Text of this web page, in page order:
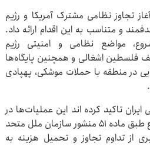
تجاوز نظامی مشترک آمریکا و رژیم
و متناسب به این اقدام ارائه داد.
مواضع نظامی و امنیتی رژیم
فلسطین اشغالی و همچنین پایگاه‌ها
در منطقه با حملات موشکی، پهپادی
تاکید کرده اند این عملیات‌ها در
چارچوب حق ذاتی دفاع مشروع طبق ماده ۵۱ منشور سازمان ملل متحد
از تداوم تجاوز و تحمیل هزینه به